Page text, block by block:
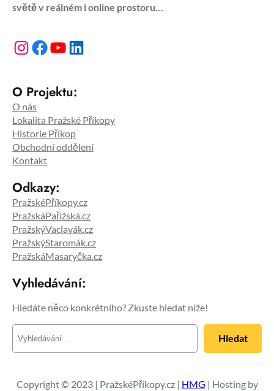
světě v reálném i online prostoru…
Instagram Facebook YouTube LinkedIn
O Projektu:
O nás
Lokalita Pražské Příkopy
Historie Příkop
Obchodní oddělení
Kontakt
Odkazy:
PražskéPříkopy.cz
PražskáPařížská.cz
PražskýVaclavák.cz
PražskýStaromák.cz
PražskáMasaryčka.cz
Vyhledávání:
Hledáte něco konkrétního? Zkuste hledat níže!
e
a
Hledat
Copyright © 2023 | PražskéPříkopy.cz | HMG | Hosting by